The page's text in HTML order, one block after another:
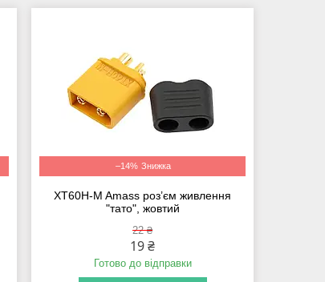
–14%
XT60H-M Amass роз’єм живлення
"тато", жовтий
22 ₴
19 ₴
Готово до відправки